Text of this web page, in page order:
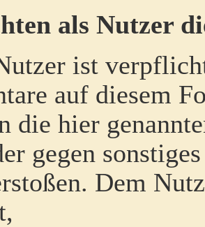
als Nutzer
ist
auf diesem
die hier
gegen
Dem